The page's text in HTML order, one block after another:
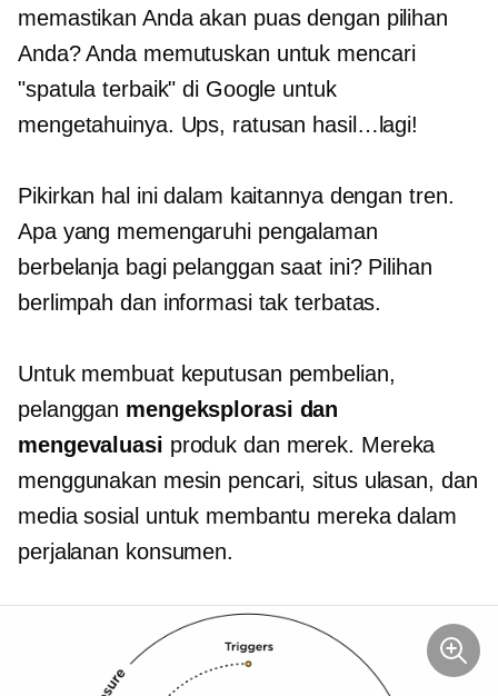
memastikan Anda akan puas dengan pilihan
Anda? Anda memutuskan untuk mencari
"spatula terbaik" di Google untuk
mengetahuinya. Ups, ratusan hasil…lagi!
Pikirkan hal ini dalam kaitannya dengan tren.
Apa yang memengaruhi pengalaman
berbelanja bagi pelanggan saat ini? Pilihan
berlimpah dan informasi tak terbatas.
Untuk membuat keputusan pembelian,
pelanggan mengeksplorasi dan
mengevaluasi produk dan merek. Mereka
menggunakan mesin pencari, situs ulasan, dan
media sosial untuk membantu mereka dalam
perjalanan konsumen.